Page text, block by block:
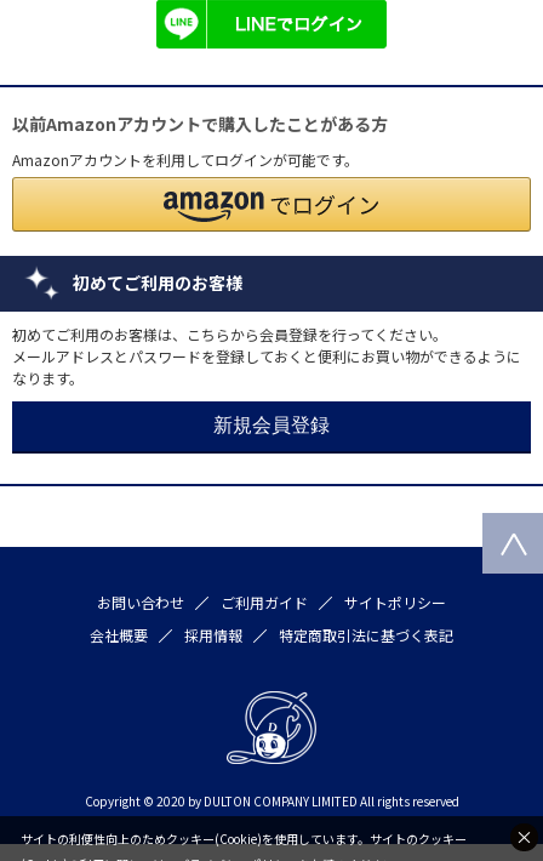
以前Amazonアカウントで購入したことがある方
Amazonアカウントを利用してログインが可能です。
初めてご利用のお客様
初めてご利用のお客様は、こちらから会員登録を行ってください。
メールアドレスとパスワードを登録しておくと便利にお買い物ができるように
なります。
お問い合わせ ご利用ガイド
サイトポリシー
会社概要
採用情報 特定商取引法に基づく表記
Copyright © 2020 by DULTON COMPANY LIMITED All rights reserved
サイトの利便性向上のためクッキー(Cookie)を使用しています。サイトのクッキー